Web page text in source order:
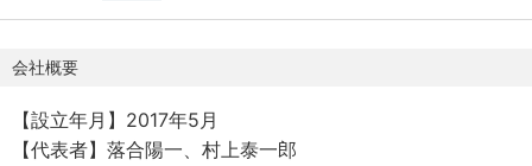
会社概要
【設立年月】2017年5月
【代表者】落合陽一、村上泰一郎